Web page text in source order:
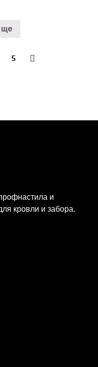
ще
5 →
и
кровли и забора.